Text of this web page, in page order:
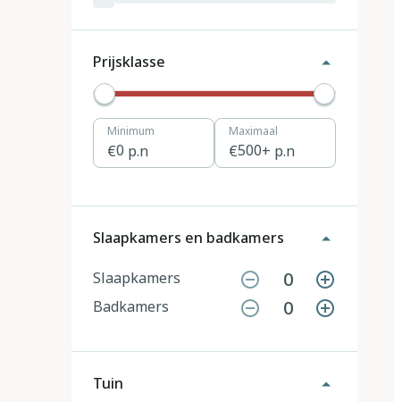
Tsjechië
Denemarken 12
Hongarije
Slovenië 2
Zwitserland 10
Prijsklasse
0 p.n
Minimum
500+ p.n
Maximaal
Slaapkamers en badkamers
Slaapkamers 0
Badkamers 0
Tuin